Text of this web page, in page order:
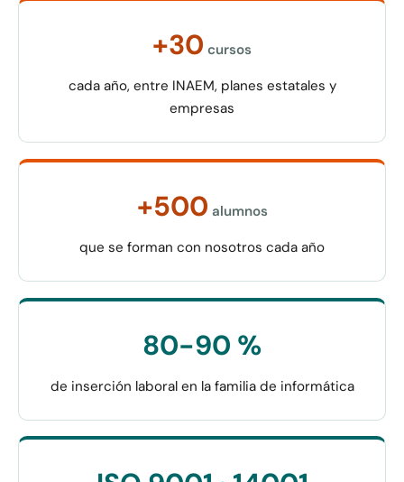
+30 cursos
cada año, entre INAEM, planes estatales y
empresas
+500 alumnos
que se forman con nosotros cada año
80-90 %
de inserción laboral en la familia de informática